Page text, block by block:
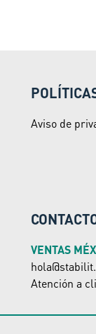
Aviso de
VENTAS
Atención a